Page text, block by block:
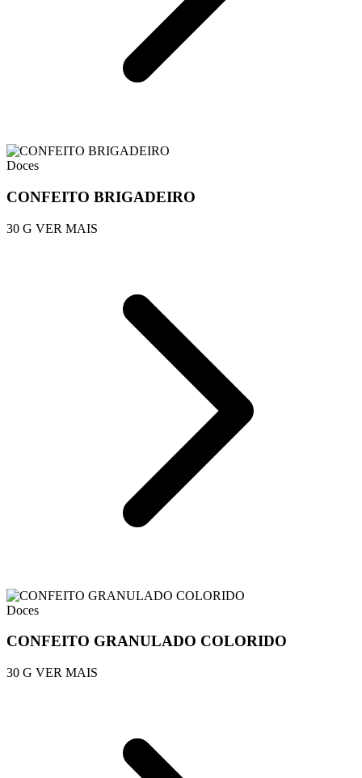
Doces
CONFEITO BRIGADEIRO
30 G VER MAIS
Doces
CONFEITO GRANULADO COLORIDO
30 G VER MAIS